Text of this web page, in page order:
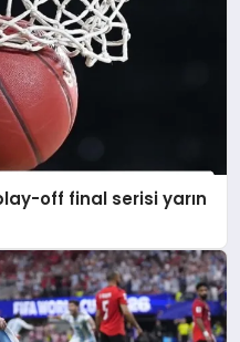
off final serisi yarın